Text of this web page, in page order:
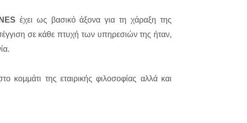
έχει ως βασικό άξονα για τη χάραξη της
σε κάθε πτυχή των υπηρεσιών της ήταν,
κομμάτι της εταιρικής φιλοσοφίας αλλά και